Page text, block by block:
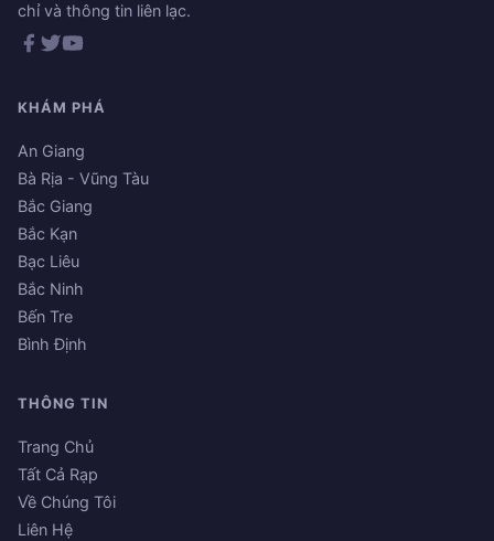
chỉ và thông tin liên lạc.
KHÁM PHÁ
An Giang
Bà Rịa - Vũng Tàu
Bắc Giang
Bắc Kạn
Bạc Liêu
Bắc Ninh
Bến Tre
Bình Định
THÔNG TIN
Trang Chủ
Tất Cả Rạp
Về Chúng Tôi
Liên Hệ